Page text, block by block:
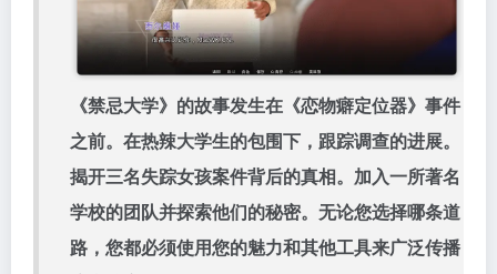
《禁忌大学》的故事发生在《恋物癖定位器》事件
之前。在热辣大学生的包围下，跟踪调查的进展。
揭开三名失踪女孩案件背后的真相。加入一所著名
学校的团队并探索他们的秘密。无论您选择哪条道
路，您都必须使用您的魅力和其他工具来广泛传播